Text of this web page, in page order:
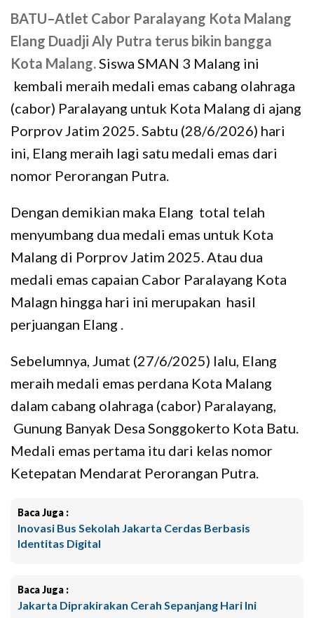
BATU–Atlet Cabor Paralayang Kota Malang
Elang Duadji Aly Putra terus bikin bangga
Kota Malang.Siswa SMAN 3 Malang ini
kembali meraih medali emas cabang olahraga
(cabor) Paralayang untuk Kota Malang di ajang
Porprov Jatim 2025. Sabtu (28/6/2026) hari
ini, Elang meraih lagi satu medali emas dari
nomor Perorangan Putra.
Dengan demikian maka Elang total telah
menyumbang dua medali emas untuk Kota
Malang di Porprov Jatim 2025. Atau dua
medali emas capaian Cabor Paralayang Kota
Malagn hingga hari ini merupakan hasil
perjuangan Elang .
Sebelumnya, Jumat (27/6/2025) lalu, Elang
meraih medali emas perdana Kota Malang
dalam cabang olahraga (cabor) Paralayang,
Gunung Banyak Desa Songgokerto Kota Batu.
Medali emas pertama itu dari kelas nomor
Ketepatan Mendarat Perorangan Putra.
Baca Juga :
Inovasi Bus Sekolah Jakarta Cerdas Berbasis
Identitas Digital
Baca Juga :
Jakarta Diprakirakan Cerah Sepanjang Hari Ini